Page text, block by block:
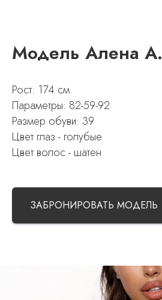
Модель Алена А.
Рост: 174 см.
Параметры: 82-59-92
Размер обуви: 39
Цвет глаз - голубые
Цвет волос - шатен
ЗАБРОНИРОВАТЬ МОДЕЛЬ